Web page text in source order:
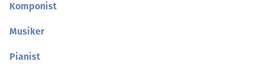
Komponist
Musiker
Pianist